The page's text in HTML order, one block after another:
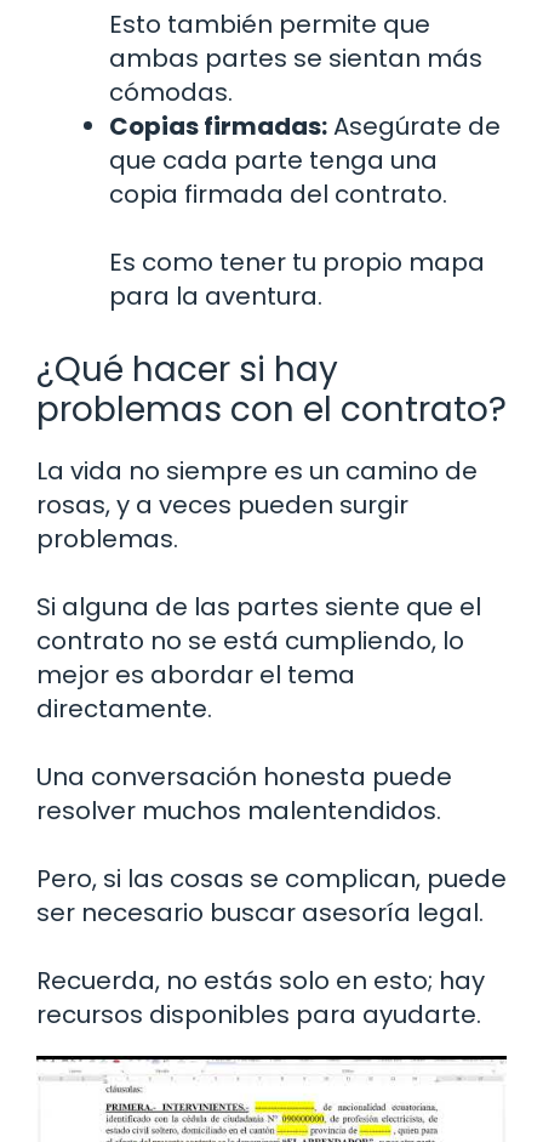
Esto también permite que
ambas partes se sientan más
cómodas.
Copias firmadas:Asegúrate de
que cada parte tenga una
copia firmada del contrato.
Es como tener tu propio mapa
para la aventura.
¿Qué hacer si hay
problemas con el contrato?
La vida no siempre es un camino de
rosas, y a veces pueden surgir
problemas.
Si alguna de las partes siente que el
contrato no se está cumpliendo, lo
mejor es abordar el tema
directamente.
Una conversación honesta puede
resolver muchos malentendidos.
Pero, si las cosas se complican, puede
ser necesario buscar asesoría legal.
Recuerda, no estás solo en esto; hay
recursos disponibles para ayudarte.